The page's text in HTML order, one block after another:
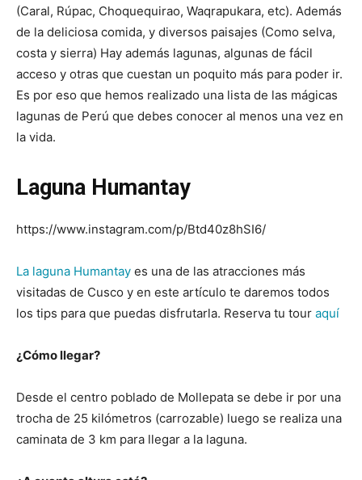
(Caral, Rúpac, Choquequirao, Waqrapukara, etc). Además
de la deliciosa comida, y diversos paisajes (Como selva,
costa y sierra) Hay además lagunas, algunas de fácil
acceso y otras que cuestan un poquito más para poder ir.
Es por eso que hemos realizado una lista de las mágicas
lagunas de Perú que debes conocer al menos una vez en
la vida.
Laguna Humantay
https://www.instagram.com/p/Btd40z8hSI6/
La laguna Humantay es una de las atracciones más
visitadas de Cusco y en este artículo te daremos todos
los tips para que puedas disfrutarla. Reserva tu tour aquí
¿Cómo llegar?
Desde el centro poblado de Mollepata se debe ir por una
trocha de 25 kilómetros (carrozable) luego se realiza una
caminata de 3 km para llegar a la laguna.